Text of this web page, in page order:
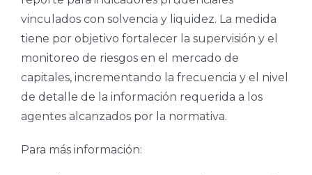
vinculados con solvencia y liquidez. La medida
tiene por objetivo fortalecer la supervisión y el
monitoreo de riesgos en el mercado de
capitales, incrementando la frecuencia y el nivel
de detalle de la información requerida a los
agentes alcanzados por la normativa.
Para más información: